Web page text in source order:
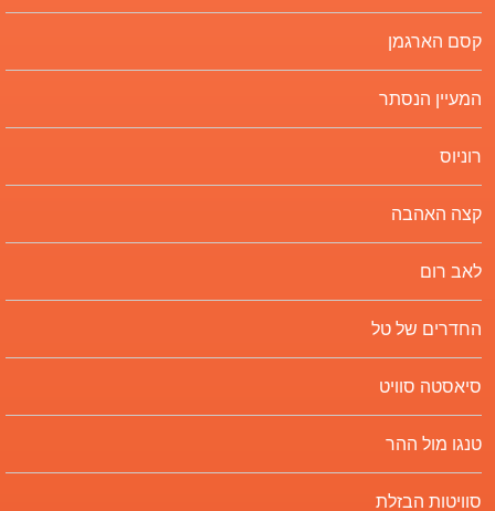
קסם הארגמן
המעיין הנסתר
רוניוס
קצה האהבה
לאב רום
החדרים של טל
סיאסטה סוויט
טנגו מול ההר
סוויטות הבזלת